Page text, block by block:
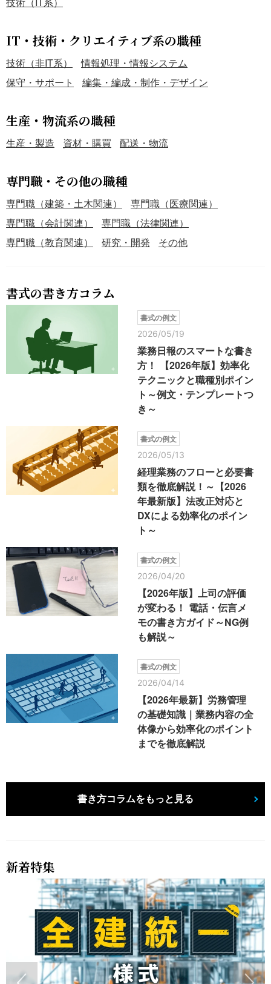
IT・技術・クリエイティブ系の職種
技術（非IT系）
情報処理・情報システム
保守・サポート
編集・編成・制作・デザイン
生産・物流系の職種
生産・製造 資材・購買 配送・物流
専門職・その他の職種
専門職（建築・土木関連）
専門職（医療関連）
専門職（会計関連）
専門職（法律関連）
専門職（教育関連）
研究・開発 その他
書式の書き方コラム
書式の例文
2026/05/19
業務日報のスマートな書き
方！ 【2026年版】効率化
テクニックと職種別ポイン
ト～例文・テンプレートつ
き～
書式の例文
2026/05/13
経理業務のフローと必要書
類を徹底解説！～【2026
年最新版】法改正対応と
DXによる効率化のポイン
ト～
書式の例文
2026/04/20
【2026年版】上司の評価
が変わる！ 電話・伝言メ
モの書き方ガイド～NG例
も解説～
書式の例文
2026/04/14
【2026年最新】労務管理
の基礎知識｜業務内容の全
体像から効率化のポイント
までを徹底解説
書き方コラムをもっと見る
新着特集